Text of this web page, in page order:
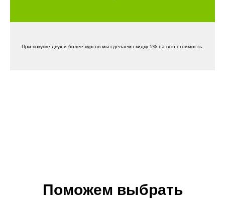
При покупке двух и более курсов мы сделаем скидку 5% на всю стоимость.
Поможем выбрать